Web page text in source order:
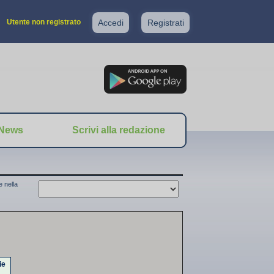
Scrivi alla redazione
nella
Utente non registrato Accedi Registrati